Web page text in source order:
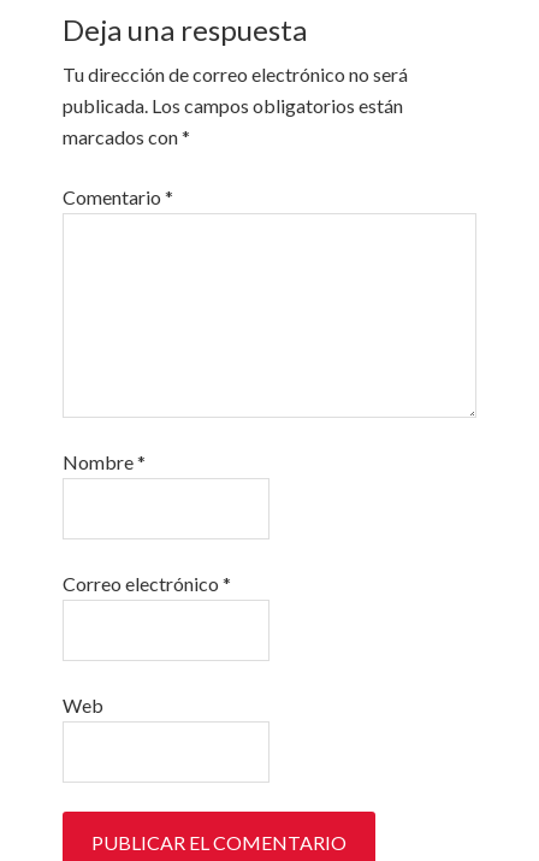
Deja una respuesta
Tu dirección de correo electrónico no será
publicada. Los campos obligatorios están
marcados con*
Comentario*
Nombre*
Correo electrónico*
Web